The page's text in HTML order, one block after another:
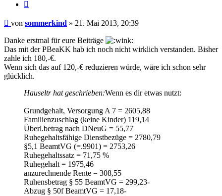
Beitrag
von sommerkind » 21. Mai 2013, 20:39
Danke erstmal für eure Beiträge
Das mit der PBeaKK hab ich noch nicht wirklich verstanden. Bisher
zahle ich 180,-€.
Wenn sich das auf 120,-€ reduzieren würde, wäre ich schon sehr
glücklich.
Hauseltr hat geschrieben:Wenn es dir etwas nutzt:
Grundgehalt, Versorgung A 7 = 2605,88
Familienzuschlag (keine Kinder) 119,14
Überl.betrag nach DNeuG = 55,77
Ruhegehaltsfähige Dienstbezüge = 2780,79
§5,1 BeamtVG (=.9901) = 2753,26
Ruhegehaltssatz = 71,75 %
Ruhegehalt = 1975,46
anzurechnende Rente = 308,55
Ruhensbetrag § 55 BeamtVG = 299,23-
Abzug § 50f BeamtVG = 17,18-